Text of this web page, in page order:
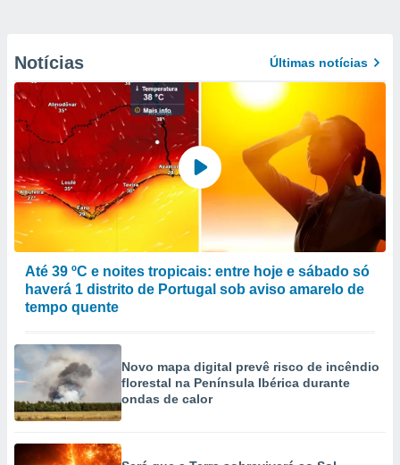
Notícias Últimas notícias
Até 39 ºC e noites tropicais: entre hoje e sábado só
haverá 1 distrito de Portugal sob aviso amarelo de
tempo quente
Novo mapa digital prevê risco de incêndio
florestal na Península Ibérica durante
ondas de calor